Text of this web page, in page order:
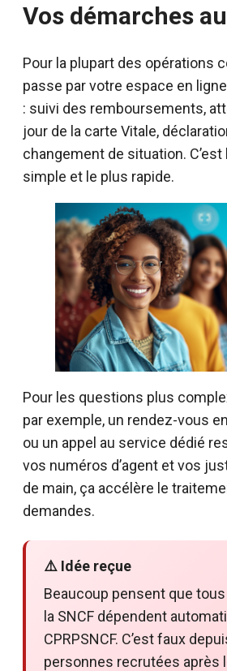
Vos démarches
Pour la plupart des opérations
passe par votre espace en
: suivi des remboursements,
jour de la carte Vitale,
changement de situation.
simple et le plus rapide.
Pour les questions plus
par exemple, un rendez-vous
ou un appel au service dédié
vos numéros d’agent et vos
de main, ça accélère le
demandes.
⚠️ Idée reçue
Beaucoup pensent que
la SNCF dépendent
CPRPSNCF. C’est faux
personnes recrutées après